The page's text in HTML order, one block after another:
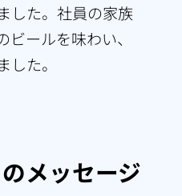
した。社員の家族
ールを味わい、
た。
メッセージ